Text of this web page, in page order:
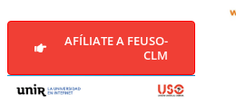
AFÍLIATE A FEUSO-
CLM